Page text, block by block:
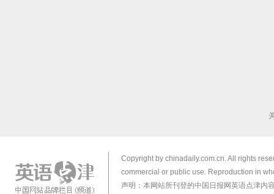
Copyright by chinadaily.com.cn. All rights
commercial or public use. Reproduction in
声明：本网站所刊登的中国日报网英语点津内